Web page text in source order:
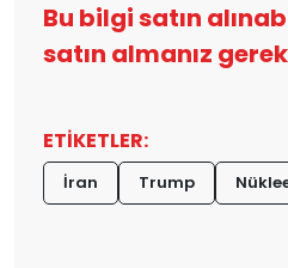
Bu bilgi satın
satın almanız
ETİKETLER:
İran Trump